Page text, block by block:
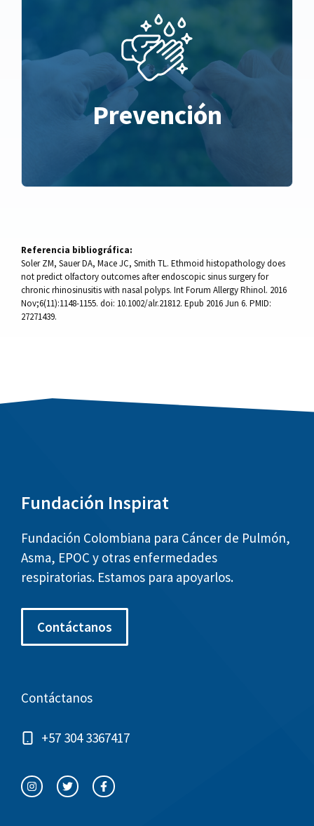
Prevención
Referencia bibliográfica:
Soler ZM, Sauer DA, Mace JC, Smith TL. Ethmoid histopathology does
not predict olfactory outcomes after endoscopic sinus surgery for
chronic rhinosinusitis with nasal polyps. Int Forum Allergy Rhinol. 2016
Nov;6(11):1148-1155. doi: 10.1002/alr.21812. Epub 2016 Jun 6. PMID:
27271439.
Fundación Inspirat
Fundación Colombiana para Cáncer de Pulmón,
Asma, EPOC y otras enfermedades
respiratorias. Estamos para apoyarlos.
Contáctanos
Contáctanos
+57 304 3367417